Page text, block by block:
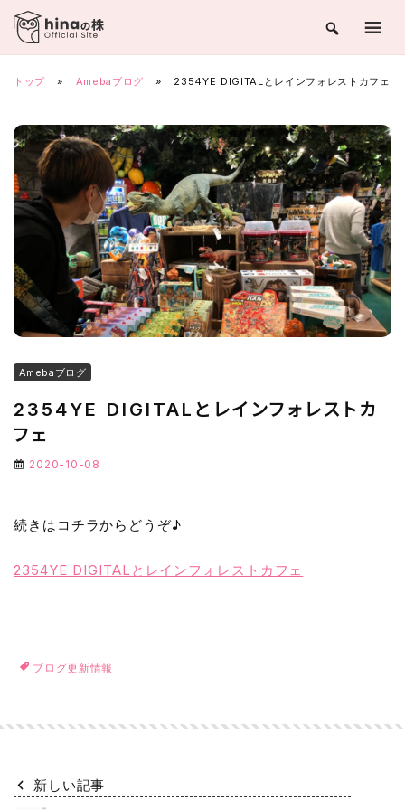
Skip
content
トップ » Amebaブログ » 2354YE DIGITALとレインフォレストカフェ
Amebaブログ
2354YE DIGITALとレインフォレストカ
フェ
2020-10-08
続きはコチラからどうぞ♪
2354YE DIGITALとレインフォレストカフェ
ブログ更新情報
新しい記事